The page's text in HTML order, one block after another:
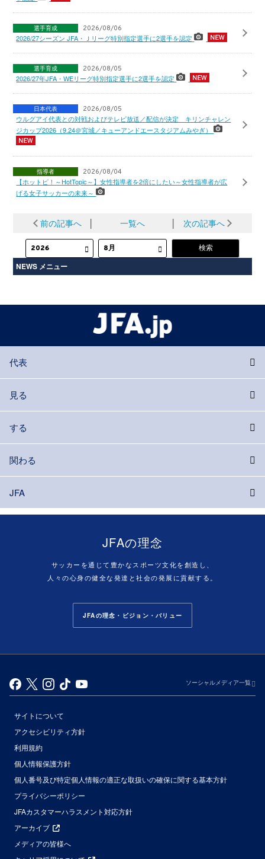
選手育成 2026/08/06
2026/27シーズン JFA・Ｊリーグ特別指定選手に2選手を認定
選手育成 2026/08/05
2026/27年JFA・WEリーグ特別指定選手に2選手を認定
日本代表 2026/08/05
ウルグアイ代表との対戦およびテレビ放送／配信が決定 キリンチャレン
ジカップ2026（9.24＠宮城／キューアンドエースタジアムみやぎ）
指導者 2026/08/04
【ホットピ！～HotTopic～】女性指導者を2倍にしたい～女性指導者が広
げる女子サッカーの未来～
前の記事へ │ 一覧へ │ 次の記事へ
NEWS メニュー
代表
見る
する
関わる
JFA
JFAの理念
サッカーを通じて豊かなスポーツ文化を創造し、
人々の心身の健全な発達と社会の発展に貢献する。
JFAの理念・ビジョン・バリュー
ソーシャルメディア一覧
サイトについて
アクセシビリティ方針
利用規約
個人情報保護方針
個人番号及び特定個人情報の適正な取扱いの確保に関する基本方針
プライバシーポリシー
JFAカスタマーハラスメント対応方針
アーカイブ
メディアの皆様へ